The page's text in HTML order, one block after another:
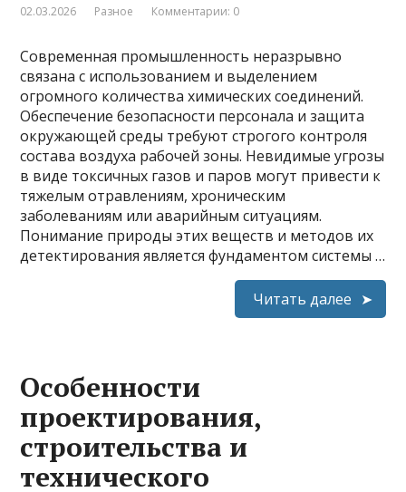
02.03.2026 Разное Комментарии: 0
Современная промышленность неразрывно
связана с использованием и выделением
огромного количества химических соединений.
Обеспечение безопасности персонала и защита
окружающей среды требуют строгого контроля
состава воздуха рабочей зоны. Невидимые угрозы
в виде токсичных газов и паров могут привести к
тяжелым отравлениям, хроническим
заболеваниям или аварийным ситуациям.
Понимание природы этих веществ и методов их
детектирования является фундаментом системы …
Читать далее
Особенности
проектирования,
строительства и
технического